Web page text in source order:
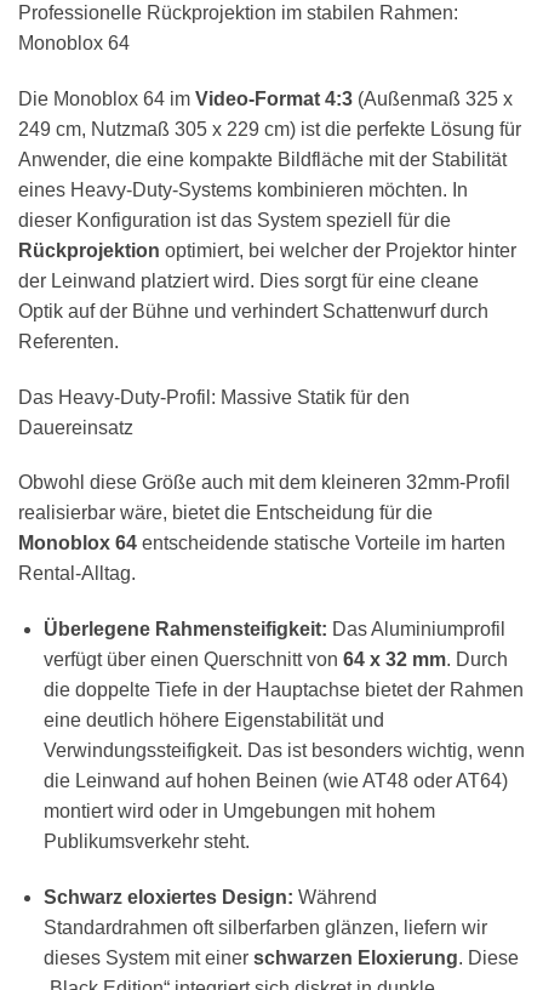
Professionelle Rückprojektion im stabilen Rahmen:
Monoblox 64
Die Monoblox 64 im Video-Format 4:3 (Außenmaß 325 x
249 cm, Nutzmaß 305 x 229 cm) ist die perfekte Lösung für
Anwender, die eine kompakte Bildfläche mit der Stabilität
eines Heavy-Duty-Systems kombinieren möchten. In
dieser Konfiguration ist das System speziell für die
Rückprojektion optimiert, bei welcher der Projektor hinter
der Leinwand platziert wird. Dies sorgt für eine cleane
Optik auf der Bühne und verhindert Schattenwurf durch
Referenten.
Das Heavy-Duty-Profil: Massive Statik für den
Dauereinsatz
Obwohl diese Größe auch mit dem kleineren 32mm-Profil
realisierbar wäre, bietet die Entscheidung für die
Monoblox 64 entscheidende statische Vorteile im harten
Rental-Alltag.
Überlegene Rahmensteifigkeit: Das Aluminiumprofil
verfügt über einen Querschnitt von 64 x 32 mm. Durch
die doppelte Tiefe in der Hauptachse bietet der Rahmen
eine deutlich höhere Eigenstabilität und
Verwindungssteifigkeit. Das ist besonders wichtig, wenn
die Leinwand auf hohen Beinen (wie AT48 oder AT64)
montiert wird oder in Umgebungen mit hohem
Publikumsverkehr steht.
Schwarz eloxiertes Design: Während
Standardrahmen oft silberfarben glänzen, liefern wir
dieses System mit einer schwarzen Eloxierung. Diese